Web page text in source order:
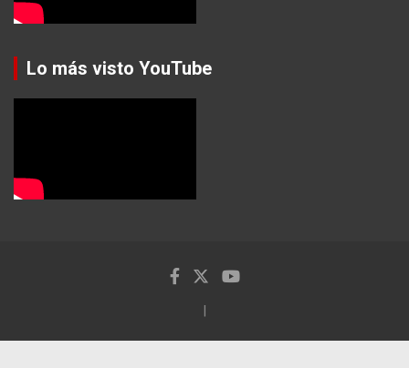
Lo más visto YouTube